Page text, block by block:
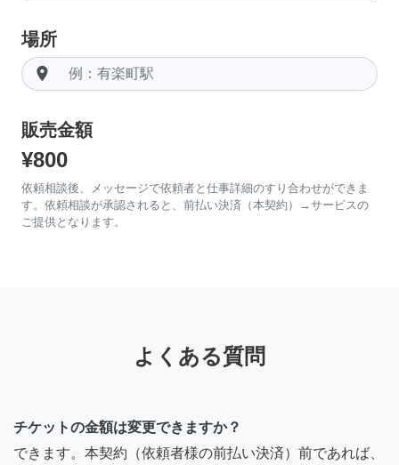
場所
room
販売金額
¥800
依頼相談後、メッセージで依頼者と仕事詳細のすり合わせができま
す。依頼相談が承認されると、前払い決済（本契約）→サービスの
ご提供となります。
よくある質問
チケットの金額は変更できますか？
できます。本契約（依頼者様の前払い決済）前であれば、